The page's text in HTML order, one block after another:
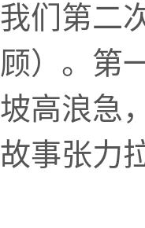
我们第二
顾）。第
坡高浪急
故事张力